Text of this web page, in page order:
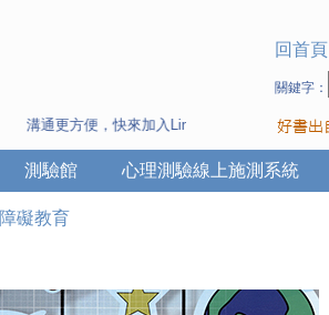
溝通更方便，快來加入Line 與 Wechat ~
回首頁
關鍵字：
心理測驗線上施測系統
測驗館
障礙教育